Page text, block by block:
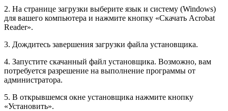
2. На странице загрузки выберите язык и систему (Windows)
для вашего компьютера и нажмите кнопку «Скачать Acrobat
Reader».
3. Дождитесь завершения загрузки файла установщика.
4. Запустите скачанный файл установщика. Возможно, вам
потребуется разрешение на выполнение программы от
администратора.
5. В открывшемся окне установщика нажмите кнопку
«Установить».